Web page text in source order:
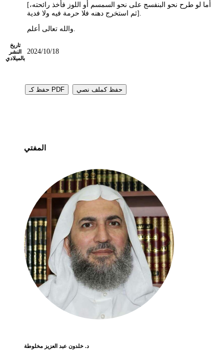
[أما لو طرح نحو البنفسج على نحو السمسم أو اللوز فأخذ رائحته،
ثم استخرج دهنه فلا حرمة فيه ولا فدية].
تاريخ
النشر
بالميلادي
2024/10/18
حفظ كـ PDF حفظ كملف نصي
المفتي
د. خلدون عبد العزيز مخلوطة